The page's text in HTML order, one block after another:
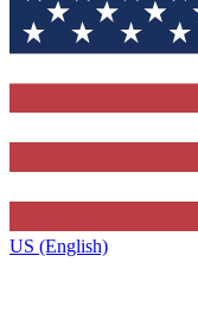
US (English)